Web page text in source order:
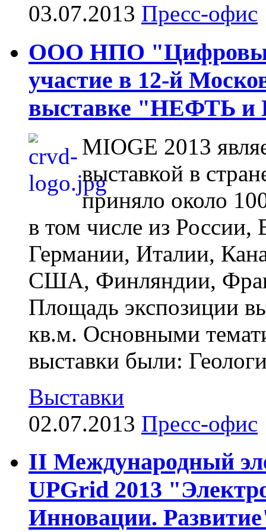
03.07.2013 Пресс-офис
ООО НПО "Цифровые
участие в 12-й
выставке "НЕФТЬ и
MIOGE 2013
выставкой в
приняло около
в том числе из
Германии, Италии,
США, Финляндии,
Площадь экспозиции
кв.м. Основными
выставки были:
Выставки
02.07.2013 Пресс-офис
II Международный
UPGrid 2013
Инновации.